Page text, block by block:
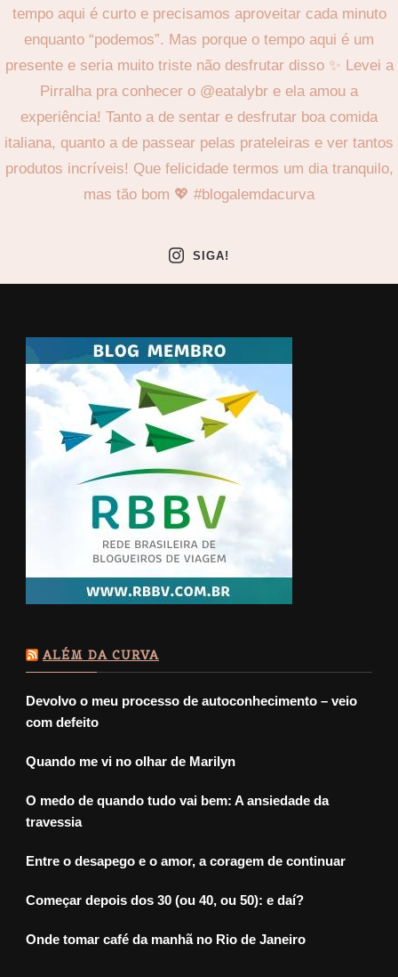
SIGA!
ALÉM DA CURVA
Devolvo o meu processo de autoconhecimento – veio
com defeito
Quando me vi no olhar de Marilyn
O medo de quando tudo vai bem: A ansiedade da
travessia
Entre o desapego e o amor, a coragem de continuar
Começar depois dos 30 (ou 40, ou 50): e daí?
Onde tomar café da manhã no Rio de Janeiro